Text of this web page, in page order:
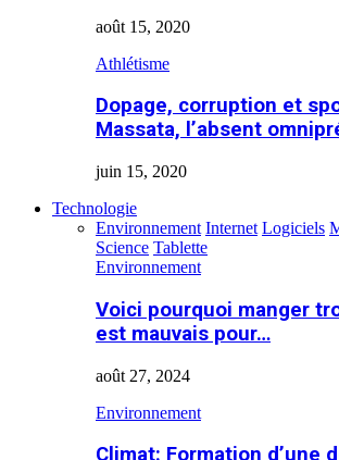
août 15, 2020
Athlétisme
Dopage, corruption et
Massata, l’absent
juin 15, 2020
Technologie
Environnement Internet Logiciels
Science Tablette
Environnement
Voici pourquoi manger
est mauvais pour…
août 27, 2024
Environnement
Climat: Formation d’une